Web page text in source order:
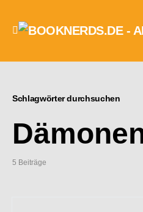
Schlagwörter durchsuchen
5 Beiträge